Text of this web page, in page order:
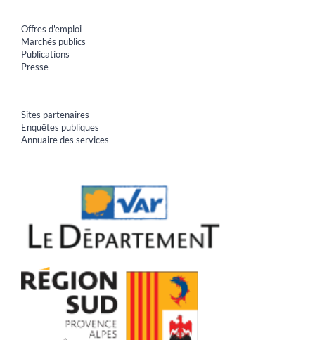
Offres d'emploi
Marchés publics
Publications
Presse
Sites partenaires
Enquêtes publiques
Annuaire des services